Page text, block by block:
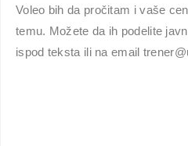
Voleo bih da pročitam i vaše
temu. Možete da ih podelite
ispod teksta ili na email